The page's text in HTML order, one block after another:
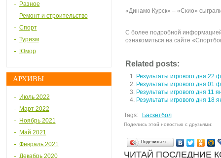
Разное
Ремонт и строительство
Спорт
Туризм
Юмор
АРХИВЫ
Июль 2022
Март 2022
Ноябрь 2021
Май 2021
Февраль 2021
Декабрь 2020
«Динамо Курск» – «Скио»
С более подробной
ознакомиться на сайте
Related posts:
Результаты игрового дня 22
Результаты игрового дня
Результаты игрового дня 11
Результаты игрового дня 18
Tags: Баскетбол
Поделись этой новостью с друзьями:
Поделиться…
ЧИТАЙ ПОСЛЕДНИЕ